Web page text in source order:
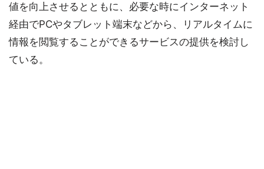
値を向上させるとともに、必要な時にインターネット
経由でPCやタブレット端末などから、リアルタイムに
情報を閲覧することができるサービスの提供を検討し
ている。